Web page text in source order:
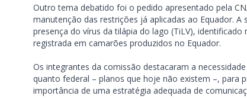
Outro tema debatido foi o pedido apresentado pela
manutenção das restrições já aplicadas ao Equador.
presença do vírus da tilápia do lago (TiLV),
registrada em camarões produzidos no Equador.
Os integrantes da comissão destacaram a
quanto federal – planos que hoje não existem –, para
importância de uma estratégia adequada de